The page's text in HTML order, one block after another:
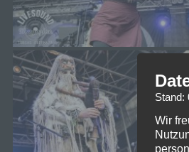
Stand:
Wir